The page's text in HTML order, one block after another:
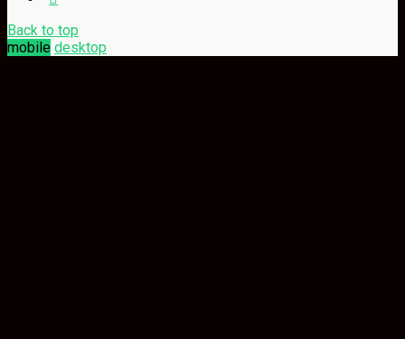
Back to top
mobile desktop